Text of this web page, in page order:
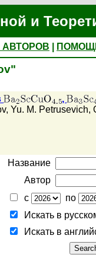
и
АВТОРОВ
,
, Yu. M. Petrusevich,
Название
Автор
с
по
Искать в
Искать в